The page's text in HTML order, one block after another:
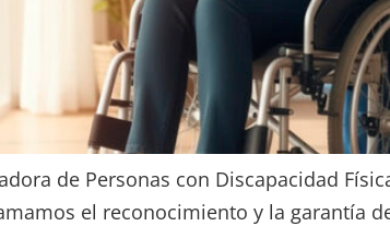
de Personas con Discapacidad
el reconocimiento y la garantía